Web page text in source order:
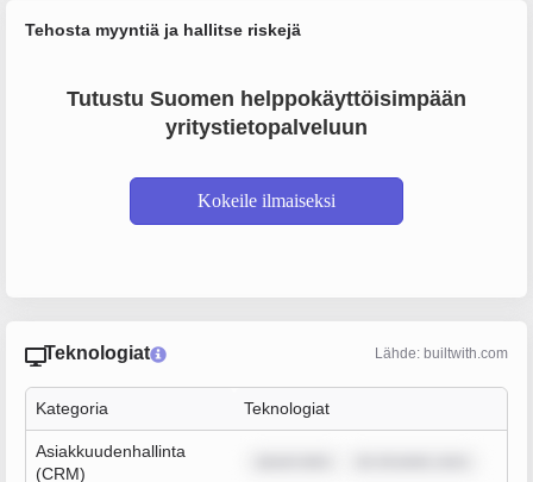
Tehosta myyntiä ja hallitse riskejä
Tutustu Suomen helppokäyttöisimpään
yritystietopalveluun
Kokeile ilmaiseksi
Teknologiat Lähde: builtwith.com
Kategoria Teknologiat
Asiakkuudenhallinta
(CRM)